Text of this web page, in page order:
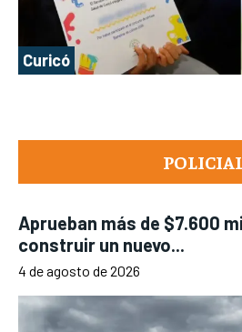
Aprueban más de $7.600
construir un nuevo...
4 de agosto de 2026
Curicó